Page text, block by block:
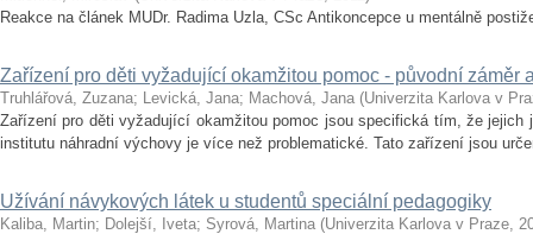
Reakce na článek MUDr. Radima Uzla, CSc Antikoncepce u mentálně
Zařízení pro děti vyžadující okamžitou pomoc - původní záměr
Truhlářová, Zuzana; Levická, Jana; Machová, Jana (Univerzita Karlova v
Zařízení pro děti vyžadující okamžitou pomoc jsou specifická tím, že jejich
institutu náhradní výchovy je více než problematické. Tato zařízení jsou
Užívání návykových látek u studentů speciální pedagogiky
Kaliba, Martin; Dolejší, Iveta; Syrová, Martina (Univerzita Karlova v Praze,